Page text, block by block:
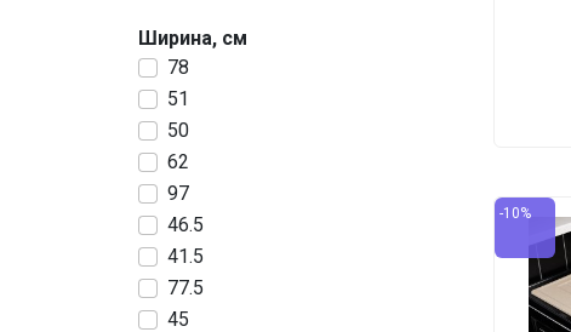
Ширина, см
78
51
50
62
97
46.5
41.5
77.5
45
-10%